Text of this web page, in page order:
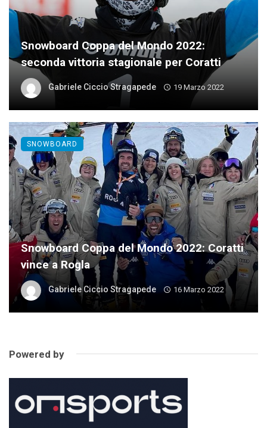
Snowboard Coppa del Mondo 2022:
seconda vittoria stagionale per Coratti
Gabriele Ciccio Stragapede 19 Marzo 2022
Snowboard Coppa del Mondo 2022: Coratti
vince a Rogla
Gabriele Ciccio Stragapede 16 Marzo 2022
SNOWBOARD
Powered by